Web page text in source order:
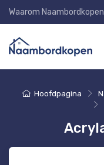
Waarom
Hoofdpagina